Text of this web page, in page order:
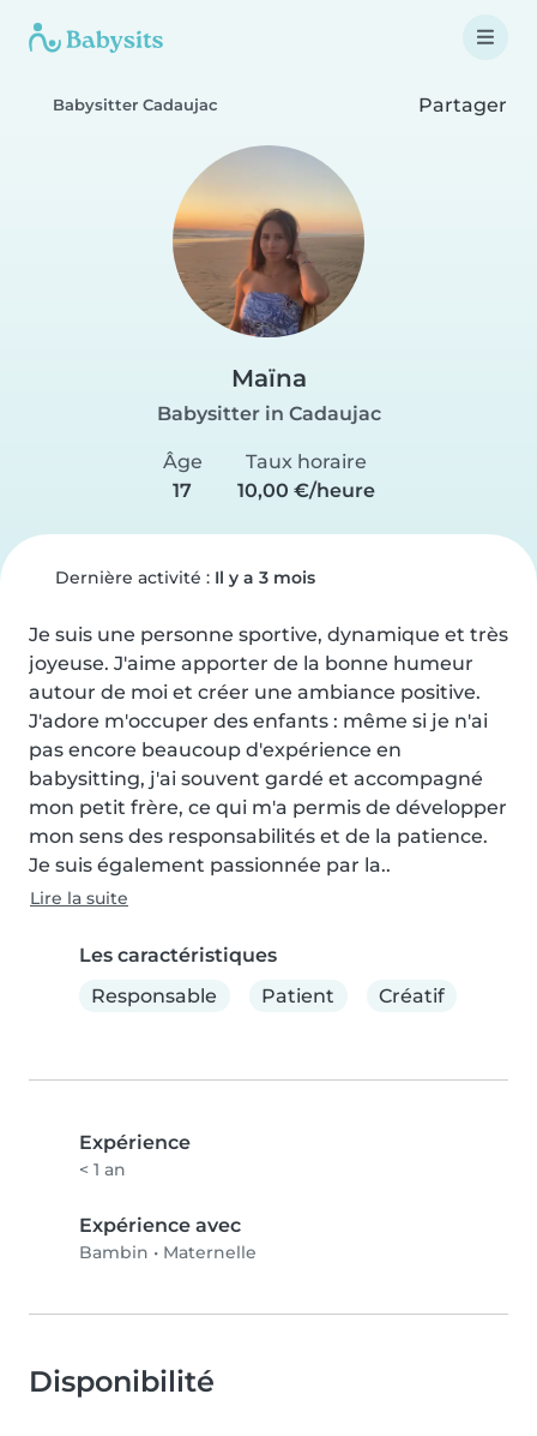
Babysitter Cadaujac Partager
Maïna
Babysitter in Cadaujac
Âge
17
Taux horaire
10,00 €/heure
Dernière activité : Il y a 3 mois
Je suis une personne sportive, dynamique et très
joyeuse. J'aime apporter de la bonne humeur
autour de moi et créer une ambiance positive.
J'adore m'occuper des enfants : même si je n'ai
pas encore beaucoup d'expérience en
babysitting, j'ai souvent gardé et accompagné
mon petit frère, ce qui m'a permis de développer
mon sens des responsabilités et de la patience.
Je suis également passionnée par la..
Lire la suite
Les caractéristiques
Responsable
Patient Créatif
Expérience
< 1 an
Expérience avec
Bambin • Maternelle
Disponibilité